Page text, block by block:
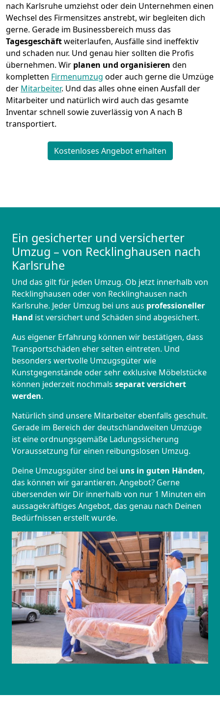
nach Karlsruhe umziehst oder dein Unternehmen einen
Wechsel des Firmensitzes anstrebt, wir begleiten dich
gerne. Gerade im Businessbereich muss das
Tagesgeschäftweiterlaufen, Ausfälle sind ineffektiv
und schaden nur. Und genau hier sollten die Profis
übernehmen. Wir planen und organisieren den
kompletten Firmenumzug oder auch gerne die Umzüge
der Mitarbeiter. Und das alles ohne einen Ausfall der
Mitarbeiter und natürlich wird auch das gesamte
Inventar schnell sowie zuverlässig von A nach B
transportiert.
Kostenloses Angebot erhalten
Ein gesicherter und versicherter
Umzug – von Recklinghausen nach
Karlsruhe
Und das gilt für jeden Umzug. Ob jetzt innerhalb von
Recklinghausen oder von Recklinghausen nach
Karlsruhe. Jeder Umzug bei uns aus professioneller
Hand ist versichert und Schäden sind abgesichert.
Aus eigener Erfahrung können wir bestätigen, dass
Transportschäden eher selten eintreten. Und
besonders wertvolle Umzugsgüter wie
Kunstgegenstände oder sehr exklusive Möbelstücke
können jederzeit nochmals separat versichert
werden.
Natürlich sind unsere Mitarbeiter ebenfalls geschult.
Gerade im Bereich der deutschlandweiten Umzüge
ist eine ordnungsgemäße Ladungssicherung
Voraussetzung für einen reibungslosen Umzug.
Deine Umzugsgüter sind bei uns in guten Händen,
das können wir garantieren. Angebot? Gerne
übersenden wir Dir innerhalb von nur 1 Minuten ein
aussagekräftiges Angebot, das genau nach Deinen
Bedürfnissen erstellt wurde.